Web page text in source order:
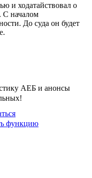
и ходатайствовал о
С началом
До суда он будет
АЕБ и анонсы